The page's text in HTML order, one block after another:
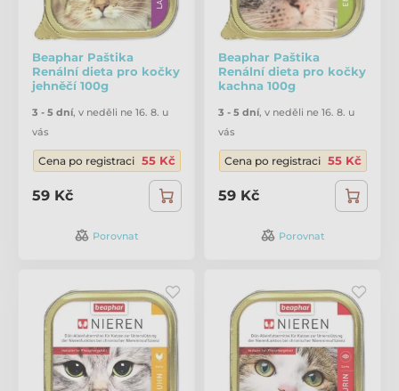
Beaphar Paštika
Renální dieta pro kočky
jehněčí 100g
3 - 5 dní, v neděli ne 16. 8. u
vás
Cena po registraci 55 Kč
59 Kč
Porovnat
Beaphar Paštika
Renální dieta pro kočky
kachna 100g
3 - 5 dní, v neděli ne 16. 8. u
vás
Cena po registraci 55 Kč
59 Kč
Porovnat